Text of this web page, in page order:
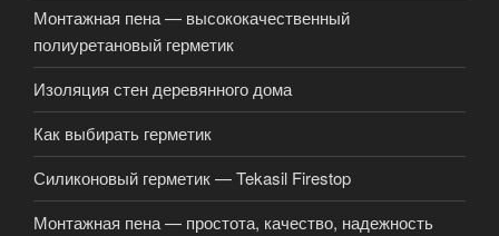
Монтажная пена — высококачественный
полиуретановый герметик
Изоляция стен деревянного дома
Как выбирать герметик
Силиконовый герметик — Tekasil Firestop
Монтажная пена — простота, качество, надежность